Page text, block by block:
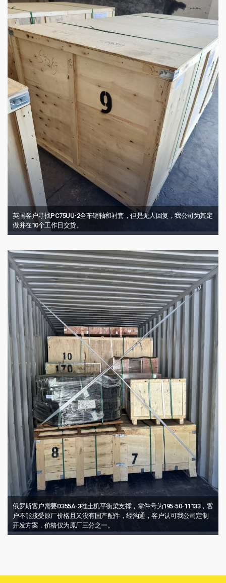
英国客户寻找PC75UU-2全车销轴和衬套，但是无人回复，我公司为其定
做并在10个工作日交货。
俄罗斯客户需要D355A-3推土机平衡梁支撑，零件号为195-50-11133，客
户不能接受原厂价格且又没有国产配件，经沟通，客户认可我公司定制
开发方案，价格仅为原厂三分之一。